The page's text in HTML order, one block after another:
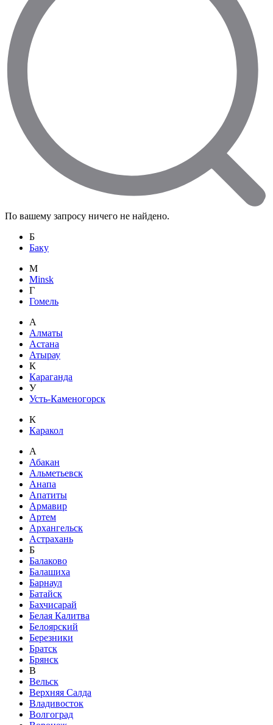
По вашему запросу ничего не найдено.
Б
Баку
M
Minsk
Г
Гомель
А
Алматы
Астана
Атырау
К
Караганда
У
Усть-Каменогорск
К
Каракол
А
Абакан
Альметьевск
Анапа
Апатиты
Армавир
Артем
Архангельск
Астрахань
Б
Балаково
Балашиха
Барнаул
Батайск
Бахчисарай
Белая Калитва
Белоярский
Березники
Братск
Брянск
В
Вельск
Верхняя Салда
Владивосток
Волгоград